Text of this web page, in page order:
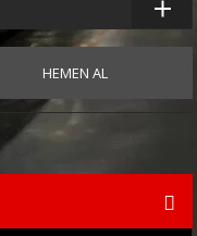
HEMEN AL